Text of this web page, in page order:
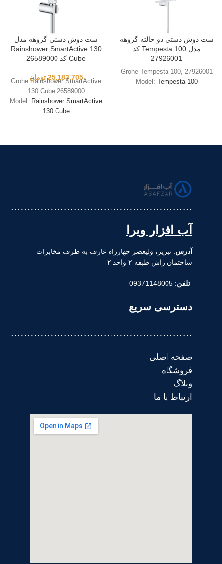
ست دوش دستی دو حالته گروهه
مدل Tempesta 100 کد
27926001
Grohe Tempesta 100, 27926001
Model: Tempesta 100
ست دوش دستی گروهه مدل
Rainshower SmartActive 130
Cube کد 26589000
25,183,705 تومان
Grohe Rainshower SmartActive
130 Cube 26589000
Model: Rainshower SmartActive
130 Cube
……………………………………………….
آب افزار ویرا
آدرس: تبریز، ولیعصر چهارراه عارف به طرف مخابرات
ساختمان راش طبقه ۲ واحد ۲
تلفن: 09371148005
دسترسی سریع
……………………………………………….
صفحه اصلی
فروشگاه
وبلاگ
ارتباط با ما